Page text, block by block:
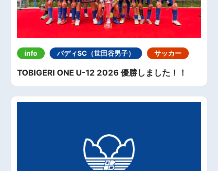
info バディSC（世田谷男子） サッカー
TOBIGERI ONE U-12 2026 優勝しました！！